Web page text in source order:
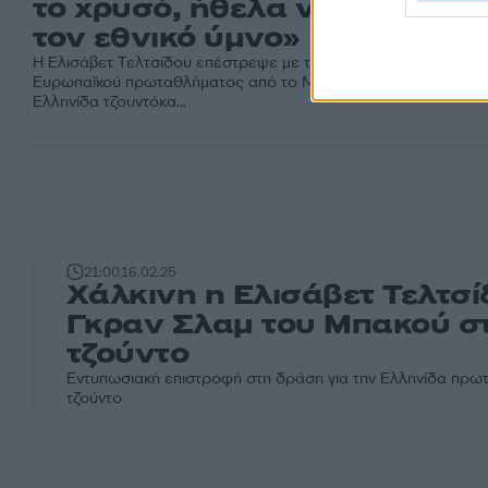
το χρυσό, ήθελα να ακούσω
τον εθνικό ύμνο»
Η Ελισάβετ Τελτσίδου επέστρεψε με το ασημένιο μετάλλιο του
Ευρωπαϊκού πρωταθλήματος από το Μαυροβούνιο, με την
Ελληνίδα τζουντόκα...
21:0016.02.25
Χάλκινη η Ελισάβετ
Γκραν Σλαμ του Μπακού
τζούντο
Εντυπωσιακή επιστροφή στη δράση για την Ελληνίδα
τζούντο